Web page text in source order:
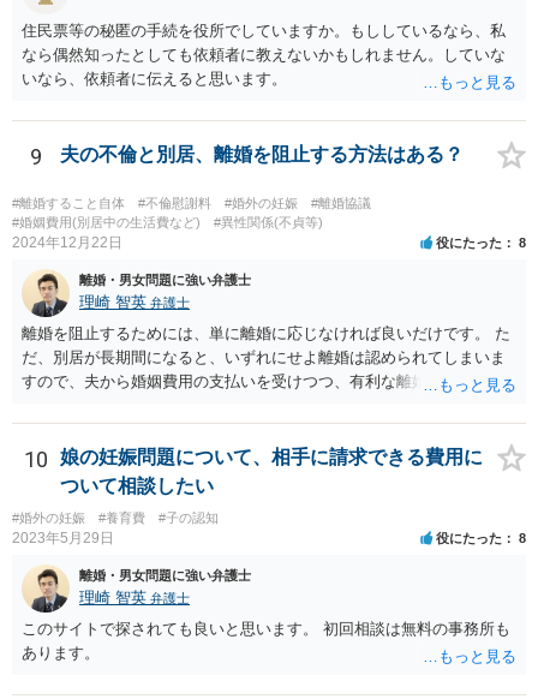
住民票等の秘匿の手続を役所でしていますか。もししているなら、私
なら偶然知ったとしても依頼者に教えないかもしれません。していな
いなら、依頼者に伝えると思います。
9 夫の不倫と別居、離婚を阻止する方法はある？
#離婚すること自体 #不倫慰謝料 #婚外の妊娠
#離婚協議
#婚姻費用(別居中の生活費など)
#異性関係(不貞等)
2024年12月22日 役にたった 8
離婚・男女問題に強い弁護士
理崎 智英 弁護士
離婚を阻止するためには、単に離婚に応じなければ良いだけです。 た
だ、別居が長期間になると、いずれにせよ離婚は認められてしまいま
すので、夫から婚姻費用の支払いを受けつつ、有利な離婚条件での離
10
娘の妊娠問題について、相手に請求できる費用に
ついて相談したい
#婚外の妊娠 #養育費 #子の認知
2023年5月29日 役にたった 8
離婚・男女問題に強い弁護士
理崎 智英 弁護士
このサイトで探されても良いと思います。 初回相談は無料の事務所も
あります。